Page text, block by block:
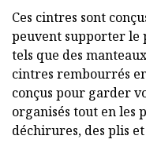
Ces cintres sont
peuvent supporter le
tels que des
cintres rembourrés
conçus pour garder
organisés tout en les
déchirures, des plis